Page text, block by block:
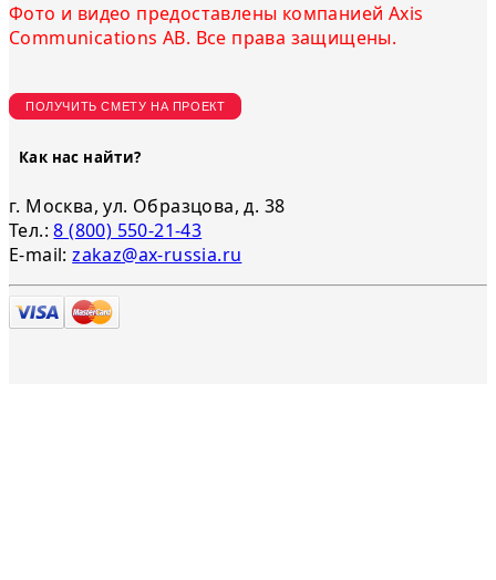
Фото и видео предоставлены компанией Axis
Communications AB. Все права защищены.
ПОЛУЧИТЬ СМЕТУ НА ПРОЕКТ
Как нас найти?
г. Москва, ул. Образцова, д. 38
Тел.:8 (800) 550-21-43
E-mail:zakaz@ax-russia.ru